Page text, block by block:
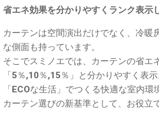
省エネ効果を分かりやすくランク表示
カーテンは空間演出だけでなく、冷暖
な側面も持っています。
そこでスミノエでは、カーテンの省エ
「5％,10％,15％」と分かりやすく表示
「ECOな生活」でつくる快適な室内環
カーテン選びの新基準として、お役立